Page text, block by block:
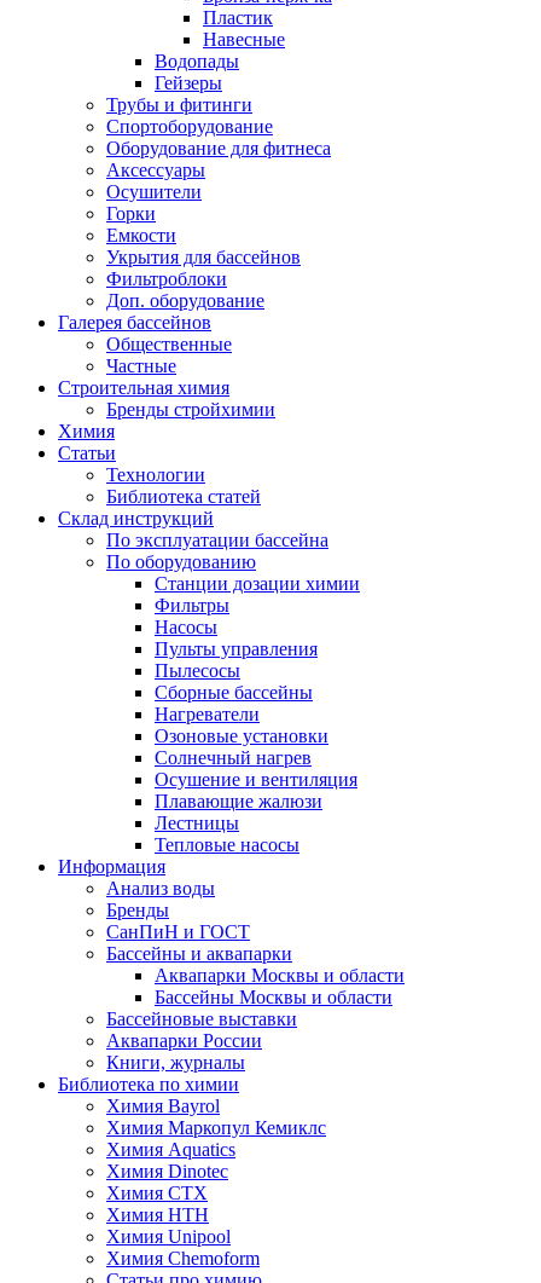
Пластик
Навесные
Водопады
Гейзеры
Трубы и фитинги
Спортоборудование
Оборудование для фитнеса
Аксессуары
Осушители
Горки
Емкости
Укрытия для бассейнов
Фильтроблоки
Доп. оборудование
Галерея бассейнов
Общественные
Частные
Строительная химия
Бренды стройхимии
Химия
Статьи
Технологии
Библиотека статей
Склад инструкций
По эксплуатации бассейна
По оборудованию
Станции дозации химии
Фильтры
Насосы
Пульты управления
Пылесосы
Сборные бассейны
Нагреватели
Озоновые установки
Солнечный нагрев
Осушение и вентиляция
Плавающие жалюзи
Лестницы
Тепловые насосы
Информация
Анализ воды
Бренды
СанПиН и ГОСТ
Бассейны и аквапарки
Аквапарки Москвы и области
Бассейны Москвы и области
Бассейновые выставки
Аквапарки России
Книги, журналы
Библиотека по химии
Химия Bayrol
Химия Маркопул Кемиклс
Химия Aquatics
Химия Dinotec
Химия CTX
Химия HTH
Химия Unipool
Химия Chemoform